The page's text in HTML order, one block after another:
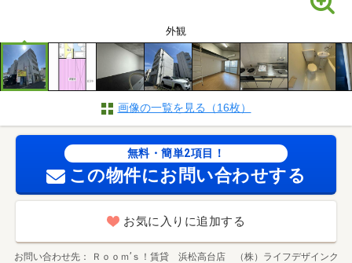
外観
画像の一覧を見る（16枚）
無料・簡単2項目！
この物件にお問い合わせする
お気に入りに追加する
お問い合わせ先
Ｒｏｏｍ’ｓ！賃貸 浜松高台店 （株）ライフデザインク